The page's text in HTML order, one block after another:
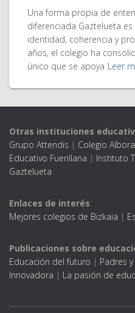
Una forma propia de
diferenciada Gaztelueta
identidad, coherencia y
años, el colegio ha
único que se apoya Leer
Otras instituciones
Grupo Attendis | Colegio
Educativo Fuenllana | Instituto
Gaztelueta
Enlaces de interés:
Mejores colegios de Bizkaia |
Publicaciones sobre
Educación del futuro | Padres
Innovadora | La pasión de